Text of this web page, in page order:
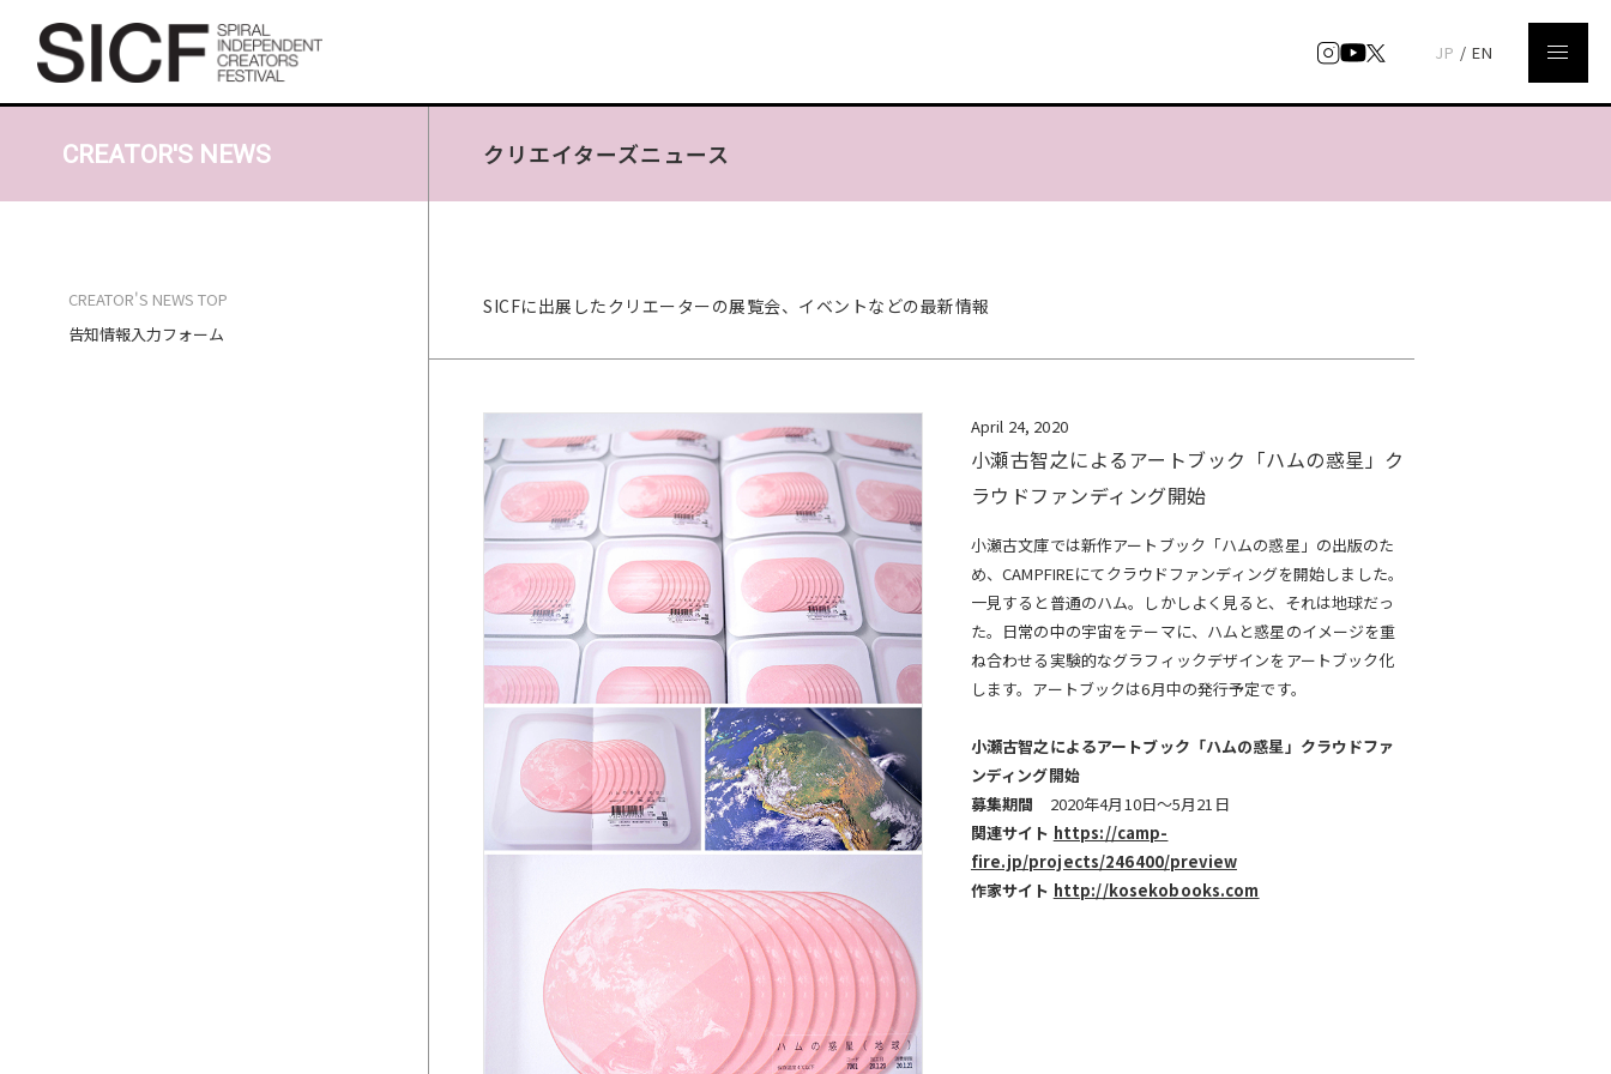
JP / EN
CREATOR'S NEWS クリエイターズニュース
CREATOR'S NEWS TOP
告知情報入力フォーム
SICFに出展したクリエーターの展覧会、イベントなどの最新情報
April 24, 2020
小瀬古智之によるアートブック「ハムの惑星」ク
ラウドファンディング開始
小瀬古文庫では新作アートブック「ハムの惑星」の出版のた
め、CAMPFIREにてクラウドファンディングを開始しました。
一見すると普通のハム。しかしよく見ると、それは地球だっ
た。日常の中の宇宙をテーマに、ハムと惑星のイメージを重
ね合わせる実験的なグラフィックデザインをアートブック化
します。アートブックは6月中の発行予定です。
小瀬古智之によるアートブック「ハムの惑星」クラウドファ
ンディング開始
募集期間 2020年4月10日～5月21日
関連サイト https://camp-
fire.jp/projects/246400/preview
作家サイト http://kosekobooks.com